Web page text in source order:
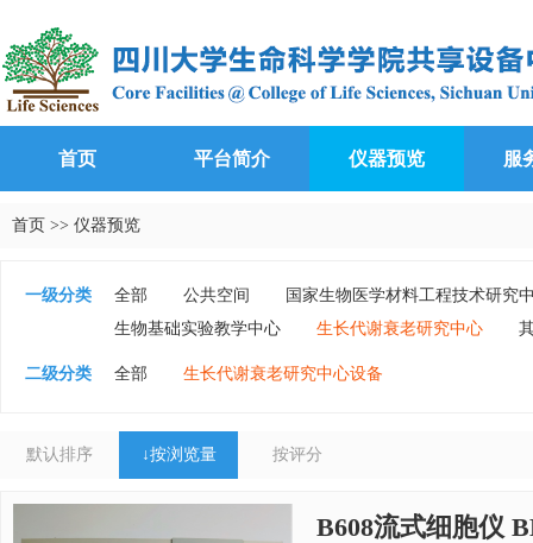
首页 平台简介 仪器预览 服
首页 >> 仪器预览
一级分类 全部 公共空间
国家生物医学材料工程技术研究
生物基础实验教学中心
生长代谢衰老研究中心
二级分类 全部 生长代谢衰老研究中心设备
默认排序 ↓按浏览量 按评分
B608流式细胞仪